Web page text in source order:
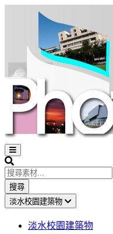
Open
sidebar
Search
搜尋
淡水校園建築物
淡水校園建築物